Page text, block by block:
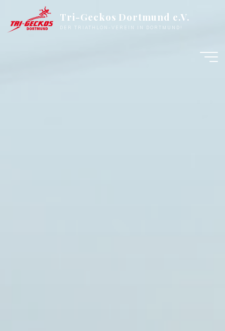
springen
Tri-Geckos Dortmund e.V.
DER TRIATHLON-VEREIN IN DORTMUND!